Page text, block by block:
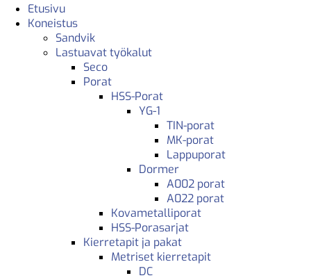
Etusivu
Koneistus
Sandvik
Lastuavat työkalut
Seco
Porat
HSS-Porat
YG-1
TIN-porat
MK-porat
Lappuporat
Dormer
A002 porat
A022 porat
Kovametalliporat
HSS-Porasarjat
Kierretapit ja pakat
Metriset kierretapit
DC